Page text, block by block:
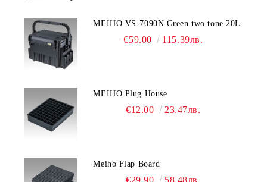
MEIHO VS-7090N Green two tone 20L
€59.00 115.39лв.
MEIHO Plug House
€12.00 23.47лв.
Meiho Flap Board
€29.90 58.48лв.